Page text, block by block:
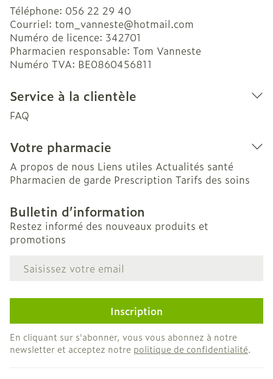
Téléphone: 056 22 29 40
Courriel: tom_vanneste@hotmail.com
Numéro de licence: 342701
Pharmacien responsable: Tom Vanneste
Numéro TVA: BE0860456811
Service à la clientèle
FAQ
Votre pharmacie
A propos de nous Liens utiles Actualités santé
Pharmacien de garde Prescription Tarifs des soins
Bulletin d’information
Restez informé des nouveaux produits et
promotions
Adresse mail
Inscription
En cliquant sur s'abonner, vous vous abonnez à notre
newsletter et acceptez notre politique de confidentialité.